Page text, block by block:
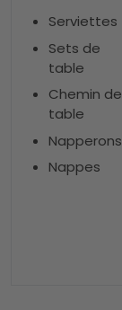
Serviettes
Sets de
table
Chemin de
table
Napperons
Nappes